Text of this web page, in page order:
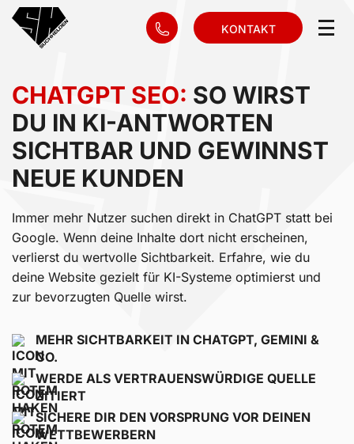
KONTAKT
CHATGPT SEO: SO WIRST
DU IN KI-ANTWORTEN
SICHTBAR UND GEWINNST
NEUE KUNDEN
Immer mehr Nutzer suchen direkt in ChatGPT statt bei
Google. Wenn deine Inhalte dort nicht erscheinen,
verlierst du wertvolle Sichtbarkeit. Erfahre, wie du
deine Website gezielt für KI-Systeme optimierst und
zur bevorzugten Quelle wirst.
MEHR SICHTBARKEIT IN CHATGPT, GEMINI &
CO.
WERDE ALS VERTRAUENSWÜRDIGE QUELLE
ZITIERT
SICHERE DIR DEN VORSPRUNG VOR DEINEN
WETTBEWERBERN